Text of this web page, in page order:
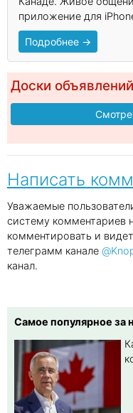
приложение для
Подробнее →
Доски
Написать
Уважаемые
систему комментариев
комментировать и
телеграмм канале
канал.
Самое популярное за